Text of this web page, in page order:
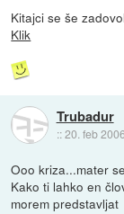
Kitajci se še
Klik
Trubadur
::20. feb
Ooo kriza...mater
Kako ti lahko en
morem predstavljat